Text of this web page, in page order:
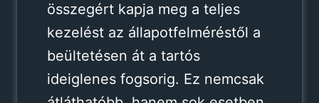
összegért kapja meg a teljes
kezelést az állapotfelméréstől a
beültetésen át a tartós
ideiglenes fogsorig. Ez nemcsak